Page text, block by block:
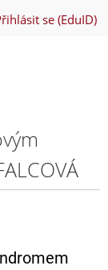
se (EduID)